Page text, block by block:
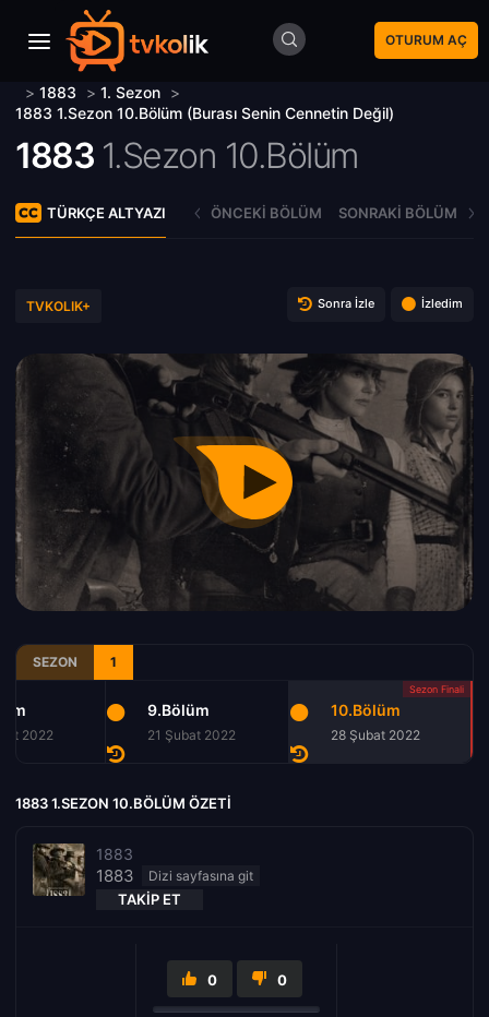
OTURUM AÇ
> 1883 > 1. Sezon >
1883 1.Sezon 10.Bölüm (Burası Senin Cennetin Değil)
1883 1.Sezon 10.Bölüm
TÜRKÇE ALTYAZI ÖNCEKI BÖLÜM SONRAKI BÖLÜM
TVKOLIK+ Sonra İzle İzledim
SEZON 1
2022
9.Bölüm
21 Şubat 2022
10.Bölüm
28 Şubat 2022
1883 1.SEZON 10.BÖLÜM ÖZETI
1883
1883
TAKIP ET
0 0